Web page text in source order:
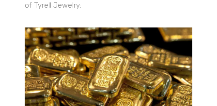
of Tyrell Jewelry: